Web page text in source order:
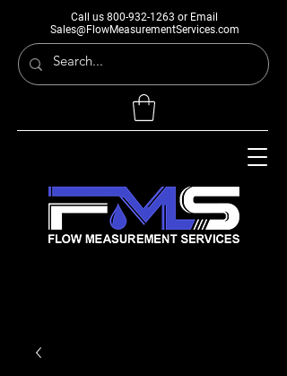
Call us 800-932-1263 or Email
Sales@FlowMeasurementServices.com